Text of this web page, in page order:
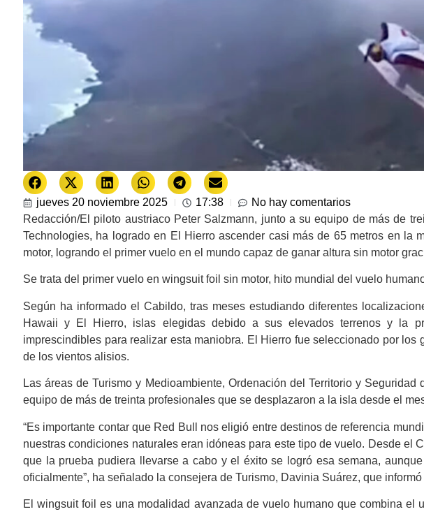
jueves 20 noviembre 2025 17:38
No hay comentarios
Redacción/El piloto austriaco Peter Salzmann, junto a su equipo de más de
Technologies, ha logrado en El Hierro ascender casi más de 65 metros en la
motor, logrando el primer vuelo en el mundo capaz de ganar altura sin motor
Se trata del primer vuelo en wingsuit foil sin motor, hito mundial del vuelo
Según ha informado el Cabildo, tras meses estudiando diferentes
Hawaii y El Hierro, islas elegidas debido a sus elevados terrenos y la
imprescindibles para realizar esta maniobra. El Hierro fue seleccionado por
de los vientos alisios.
Las áreas de Turismo y Medioambiente, Ordenación del Territorio y
equipo de más de treinta profesionales que se desplazaron a la isla desde el
“Es importante contar que Red Bull nos eligió entre destinos de referencia
nuestras condiciones naturales eran idóneas para este tipo de vuelo. Desde el
que la prueba pudiera llevarse a cabo y el éxito se logró esa semana,
oficialmente”, ha señalado la consejera de Turismo, Davinia Suárez, que
El wingsuit foil es una modalidad avanzada de vuelo humano que combina el